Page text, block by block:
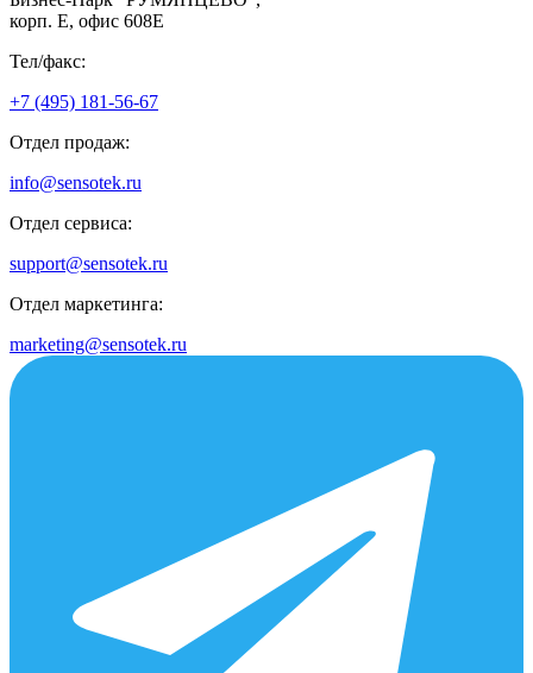
корп. Е, офис 608E
Тел/факс:
+7 (495) 181-56-67
Отдел продаж:
info@sensotek.ru
Отдел сервиса:
support@sensotek.ru
Отдел маркетинга:
marketing@sensotek.ru